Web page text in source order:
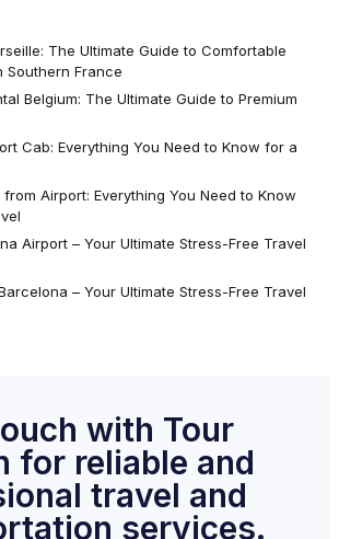
The Ultimate Guide to Comfortable
Southern France
Belgium: The Ultimate Guide to Premium
Cab: Everything You Need to Know for a
Airport: Everything You Need to Know
Airport – Your Ultimate Stress-Free Travel
– Your Ultimate Stress-Free Travel
with Tour
for reliable and
travel and
services.